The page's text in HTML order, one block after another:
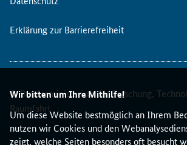
Wir bitten um Ihre Mithilfe!
Um diese Website bestmöglich an Ihrem
nutzen wir Cookies und den
zeigt, welche Seiten besonders oft besucht
c
t
e
n
e
Erklärung zur Barrierefreiheit
© Bundesministerium für Forschung,
Raumfahrt